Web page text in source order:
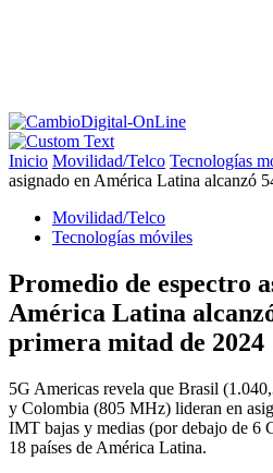
Inicio Movilidad/Telco Tecnologías
asignado en América Latina alcanzó
Movilidad/Telco
Tecnologías móviles
Promedio de espectro
América Latina
primera mitad de 2024
5G Americas revela que Brasil
y Colombia (805 MHz) lideran en
IMT bajas y medias (por debajo de 6
18 países de América Latina.